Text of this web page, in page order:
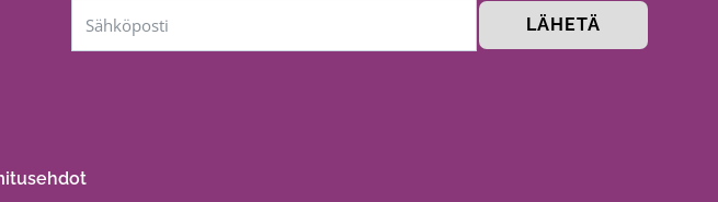
LÄHETÄ